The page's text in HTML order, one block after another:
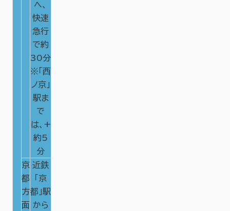
へ、
快速
急行
で約
30分
※「西
ノ京」
駅ま
で
は、+
約5
分
京
都
方
面
近鉄
「京
都」駅
から